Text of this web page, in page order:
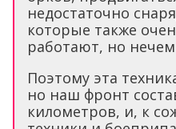
недостаточно
которые также
работают, но
Поэтому эта
но наш фронт
километров, и, к